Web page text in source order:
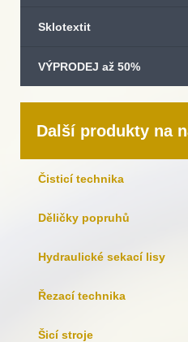
Sklotextit
VÝPRODEJ až 50%
Další produkty na
Čisticí technika
Děličky popruhů
Hydraulické sekací lisy
Řezací technika
Šicí stroje